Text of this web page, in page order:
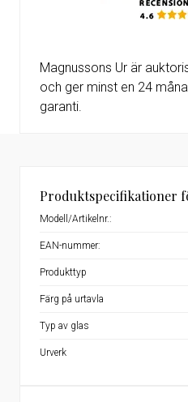
Magnussons Ur är
och ger minst en 24
garanti.
Produktspecifikationer
Modell/Artikelnr.:
EAN-nummer:
Produkttyp
Färg på urtavla
Typ av glas
Urverk